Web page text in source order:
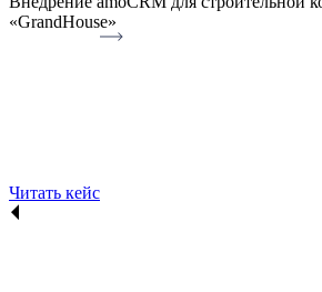
«GrandHouse»
Читать кейс